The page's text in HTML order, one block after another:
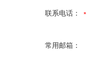
联系电话：
常用邮箱：